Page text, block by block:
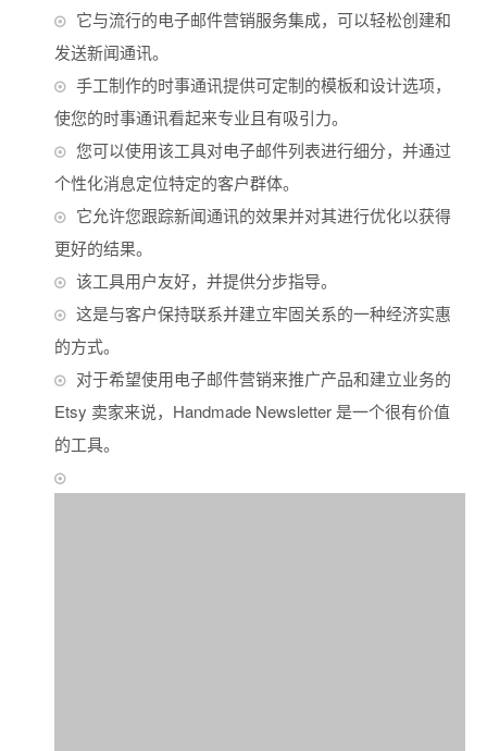
它与流行的电子邮件营销服务集成，可以轻松创建和
发送新闻通讯。
手工制作的时事通讯提供可定制的模板和设计选项，
使您的时事通讯看起来专业且有吸引力。
您可以使用该工具对电子邮件列表进行细分，并通过
个性化消息定位特定的客户群体。
它允许您跟踪新闻通讯的效果并对其进行优化以获得
更好的结果。
该工具用户友好，并提供分步指导。
这是与客户保持联系并建立牢固关系的一种经济实惠
的方式。
对于希望使用电子邮件营销来推广产品和建立业务的
Etsy 卖家来说，Handmade Newsletter 是一个很有价值
的工具。